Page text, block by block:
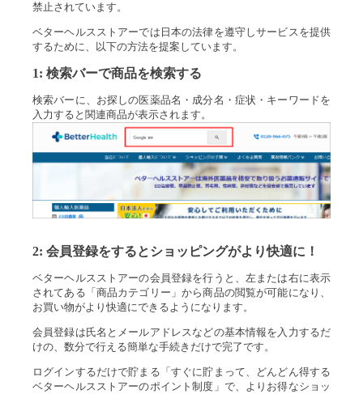
禁止されています。
ベターヘルスストアーでは日本の法律を遵守しサービスを提供
するために、以下の方法を提案しています。
1: 検索バーで商品を検索する
検索バーに、お探しの医薬品名・成分名・症状・キーワードを
入力すると関連商品が表示されます。
2: 会員登録をするとショッピングがより快適に！
ベターヘルスストアーの会員登録を行うと、左または右に表示
されてある「商品カテゴリー」から商品の閲覧が可能になり、
お買い物がより快適にできるようになります。
会員登録は氏名とメールアドレスなどの基本情報を入力するだ
けの、数分で行える簡単な手続きだけで完了です。
ログインするだけで貯まる「すぐに貯まって、どんどん得する
ベターヘルスストアーのポイント制度」で、よりお得なショッ